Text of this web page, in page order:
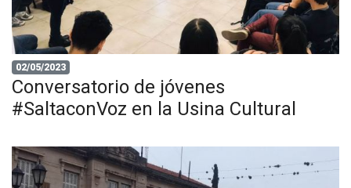
02/05/2023
Conversatorio de jóvenes
#SaltaconVoz en la Usina Cultural